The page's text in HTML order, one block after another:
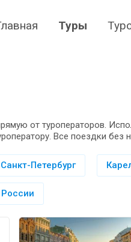
Туры
от туроператоров.
Все поездки без
Санкт-Петербург